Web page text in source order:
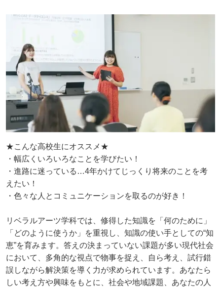
★こんな高校生にオススメ★
・幅広くいろいろなことを学びたい！
・進路に迷っている…4年かけてじっくり将来のことを考
えたい！
・色々な人とコミュニケーションを取るのが好き！
リベラルアーツ学科では、修得した知識を「何のために」
「どのように使うか」を重視し、知識の使い手としての“知
恵”を育みます。答えの決まっていない課題が多い現代社会
において、多角的な視点で物事を捉え、自ら考え、試行錯
誤しながら解決策を導く力が求められています。あなたら
しい考え方や興味をもとに、社会や地域課題、あなたの人